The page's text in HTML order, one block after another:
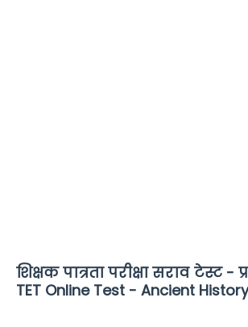
शिक्षक पात्रता परीक्षा सराव टेस्ट -
TET Online Test - Ancient